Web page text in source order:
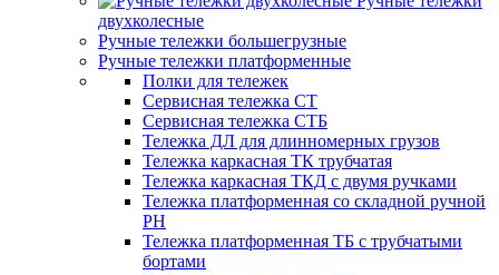
двухколесные
Ручные тележки большегрузные
Ручные тележки платформенные
Полки для тележек
Сервисная тележка СТ
Сервисная тележка СТБ
Тележка ДЛ для длинномерных грузов
Тележка каркасная ТК трубчатая
Тележка каркасная ТКД с двумя ручками
Тележка платформенная со складной ручной
PH
Тележка платформенная ТБ с трубчатыми
бортами